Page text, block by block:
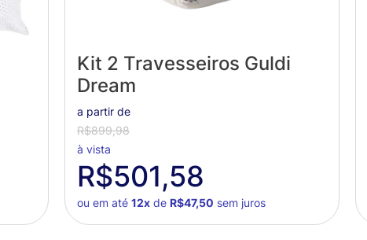
Kit 2 Travesseiros Guldi
Dream
a partir de
R$899,98
à vista
R$501,58
ou em até 12x de R$47,50 sem juros